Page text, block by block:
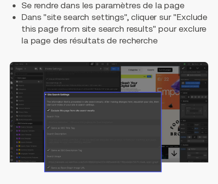
Se rendre dans les paramètres de la page
Dans "site search settings", cliquer sur "Exclude
this page from site search results" pour exclure
la page des résultats de recherche